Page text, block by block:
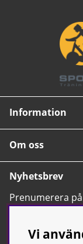
Information
Om oss
Nyhetsbrev
Prenumerera
tips, nyheter
Vi